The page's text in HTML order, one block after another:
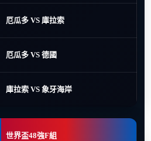
厄瓜多 VS 庫拉索
厄瓜多 VS 德國
庫拉索 VS 象牙海岸
世界盃48強F組